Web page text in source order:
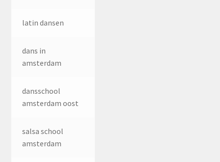
latin dansen
dans in
amsterdam
dansschool
amsterdam oost
salsa school
amsterdam